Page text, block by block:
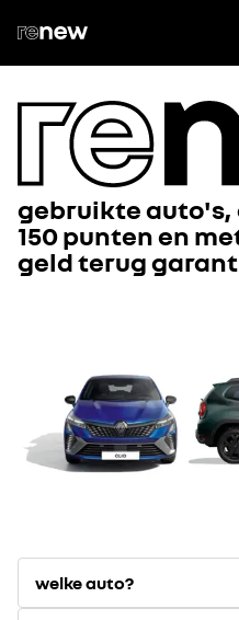
gebruikte auto's,
150 punten en
geld terug
welke auto?